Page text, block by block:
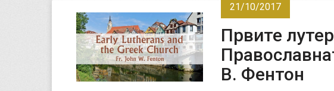
21/10/2017
Првите
В. Фентон